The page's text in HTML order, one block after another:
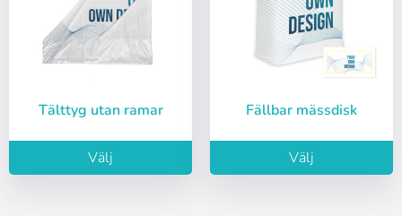
Tälttyg utan ramar
Välj
Fällbar mässdisk
Välj